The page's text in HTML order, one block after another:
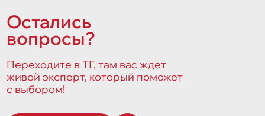
Остались
вопросы?
Переходите в ТГ, там вас ждет
живой эксперт, который поможет
с выбором!